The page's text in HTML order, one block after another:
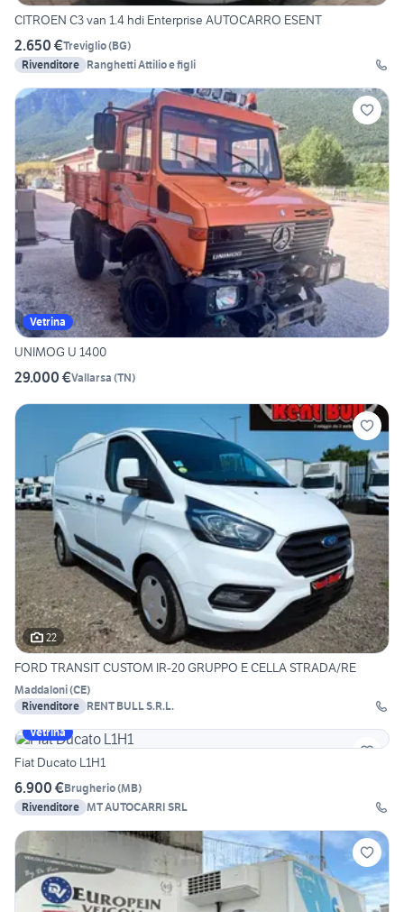
CITROEN C3 van 1.4 hdi Enterprise AUTOCARRO ESENT
2.650 €Treviglio(BG)
Rivenditore Ranghetti Attilio e figli
Vetrina
UNIMOG U 1400
29.000 €Vallarsa (TN)
22
FORD TRANSIT CUSTOM IR-20 GRUPPO E CELLA STRADA/RE
Maddaloni(CE)
Rivenditore RENT BULL S.R.L.
Vetrina
Fiat Ducato L1H1
6.900 €Brugherio(MB)
Rivenditore MT AUTOCARRI SRL